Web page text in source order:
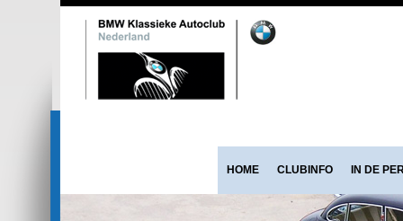
HOME CLUBINFO IN DE